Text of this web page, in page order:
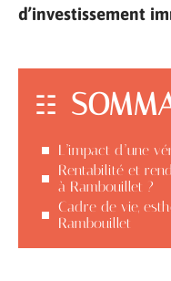
d’investissement
L’impact d’une
Rentabilité et
à Rambouillet ?
Cadre de vie,
Rambouillet